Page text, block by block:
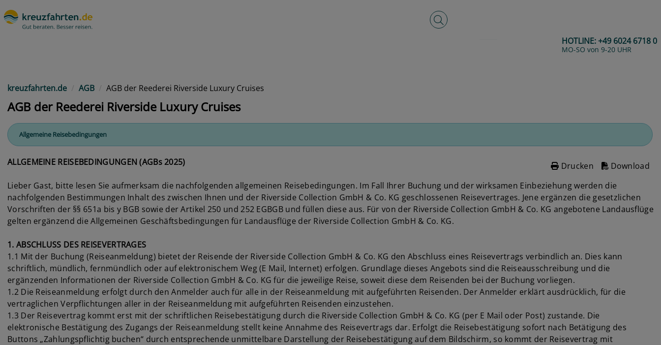
Volltextsuche
HOTLINE:+49 6024 6718 0
MO-SO von 9-20 UHR
kreuzfahrten.de AGB AGB der Reederei Riverside Luxury Cruises
AGB der Reederei Riverside Luxury Cruises
Allgemeine Reisebedingungen
Download
Drucken
ALLGEMEINE REISEBEDINGUNGEN (AGBs 2025)
Lieber Gast, bitte lesen Sie aufmerksam die nachfolgenden allgemeinen Reisebedingungen. Im Fall Ihrer Buchung und der wirksamen Einbeziehung werden die
nachfolgenden Bestimmungen Inhalt des zwischen Ihnen und der Riverside Collection GmbH & Co. KG geschlossenen Reisevertrages. Jene ergänzen die gesetzlichen
Vorschriften der §§ 651a bis y BGB sowie der Artikel 250 und 252 EGBGB und füllen diese aus. Für von der Riverside Collection GmbH & Co. KG angebotene Landausflüge
gelten ergänzend die Allgemeinen Geschäftsbedingungen für Landausflüge der Riverside Collection GmbH & Co. KG.
1. ABSCHLUSS DES REISEVERTRAGES
1.1 Mit der Buchung (Reiseanmeldung) bietet der Reisende der Riverside Collection GmbH & Co. KG den Abschluss eines Reisevertrags verbindlich an. Dies kann
schriftlich, mündlich, fernmündlich oder auf elektronischem Weg (E Mail, Internet) erfolgen. Grundlage dieses Angebots sind die Reiseausschreibung und die
ergänzenden Informationen der Riverside Collection GmbH & Co. KG für die jeweilige Reise, soweit diese dem Reisenden bei der Buchung vorliegen.
1.2 Die Reiseanmeldung erfolgt durch den Anmelder auch für alle in der Reiseanmeldung mit aufgeführten Reisenden. Der Anmelder erklärt ausdrücklich, für die
vertraglichen Verpflichtungen aller in der Reiseanmeldung mit aufgeführten Reisenden einzustehen.
1.3 Der Reisevertrag kommt erst mit der schriftlichen Reisebestätigung durch die Riverside Collection GmbH & Co. KG (per E Mail oder Post) zustande. Die
elektronische Bestätigung des Zugangs der Reiseanmeldung stellt keine Annahme des Reisevertrags dar. Erfolgt die Reisebestätigung sofort nach Betätigung des
Buttons „Zahlungspflichtig buchen“ durch entsprechende unmittelbare Darstellung der Reisebestätigung auf dem Bildschirm, so kommt der Reisevertrag mit